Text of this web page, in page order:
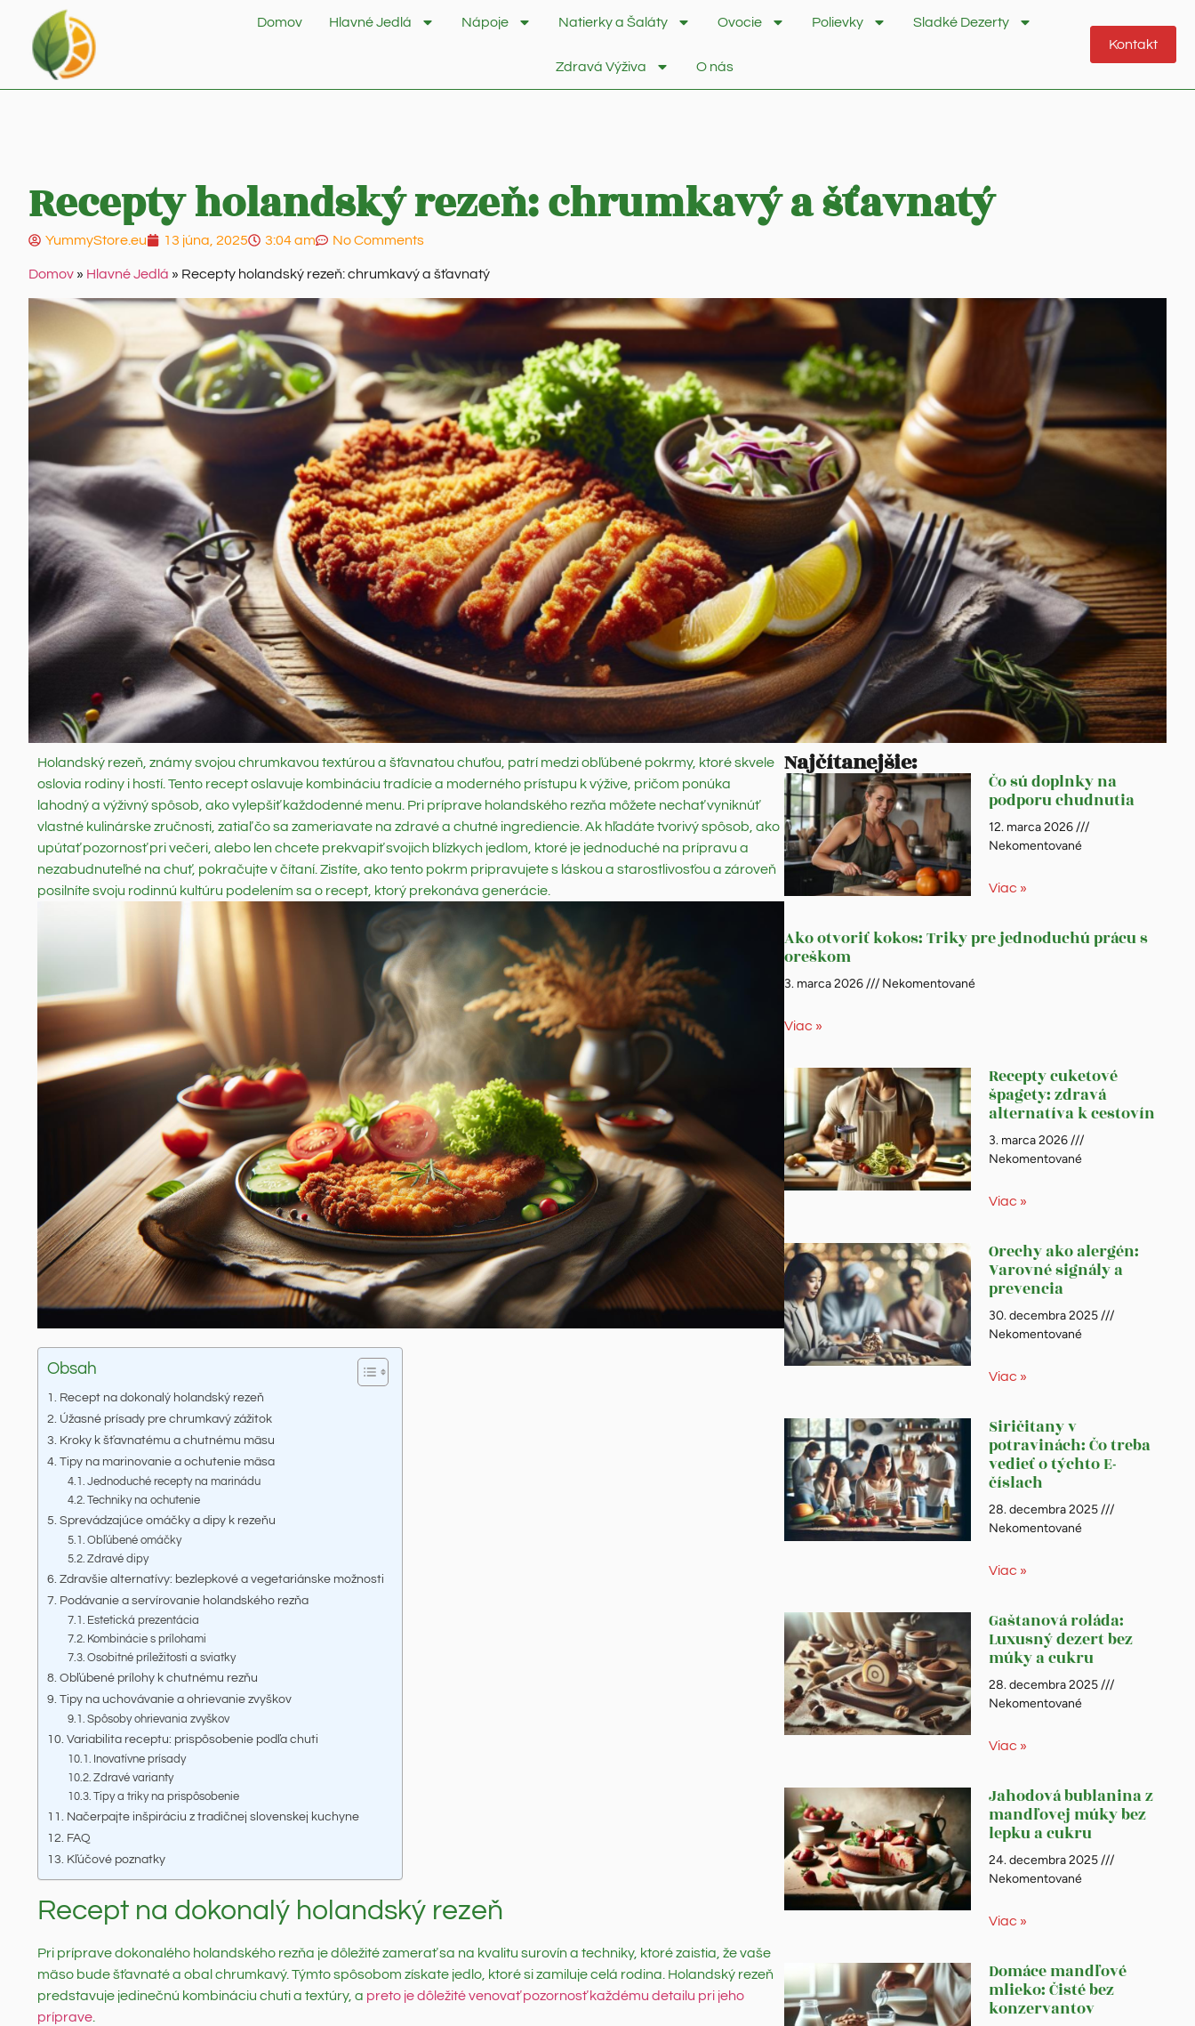
Domov Hlavné Jedlá Nápoje Natierky a Šaláty Ovocie Polievky Sladké Dezerty
Zdravá Výživa O nás
Kontakt
Recepty holandský rezeň: chrumkavý a šťavnatý
YummyStore.eu 13 júna, 2025 3:04 am No Comments
Domov » Hlavné Jedlá » Recepty holandský rezeň: chrumkavý a šťavnatý
Holandský rezeň, známy svojou chrumkavou textúrou a šťavnatou chuťou, patrí medzi obľúbené pokrmy, ktoré skvele
oslovia rodiny i hostí. Tento recept oslavuje kombináciu tradície a moderného prístupu k výžive, pričom ponúka
lahodný a výživný spôsob, ako vylepšiť každodenné menu. Pri príprave holandského rezňa môžete nechať vyniknúť
vlastné kulinárske zručnosti, zatiaľ čo sa zameriavate na zdravé a chutné ingrediencie. Ak hľadáte tvorivý spôsob, ako
upútať pozornosť pri večeri, alebo len chcete prekvapiť svojich blízkych jedlom, ktoré je jednoduché na prípravu a
nezabudnuteľné na chuť, pokračujte v čítaní. Zistíte, ako tento pokrm pripravujete s láskou a starostlivosťou a zároveň
posilníte svoju rodinnú kultúru podelením sa o recept, ktorý prekonáva generácie.
Obsah
Recept na dokonalý holandský rezeň
Úžasné prísady pre chrumkavý zážitok
Kroky k šťavnatému a chutnému mäsu
Tipy na marinovanie a ochutenie mäsa
Jednoduché recepty na marinádu
Techniky na ochutenie
Sprevádzajúce omáčky a dipy k rezeňu
Obľúbené omáčky
Zdravé dipy
Zdravšie alternatívy: bezlepkové a vegetariánske možnosti
Podávanie a servírovanie holandského rezňa
Estetická prezentácia
Kombinácie s prílohami
Osobitné príležitosti a sviatky
Obľúbené prílohy k chutnému rezňu
Tipy na uchovávanie a ohrievanie zvyškov
Spôsoby ohrievania zvyškov
Variabilita receptu: prispôsobenie podľa chuti
Inovatívne prísady
Zdravé varianty
Tipy a triky na prispôsobenie
Načerpajte inšpiráciu z tradičnej slovenskej kuchyne
FAQ
Kľúčové poznatky
Recept na dokonalý holandský rezeň
Pri príprave dokonalého holandského rezňa je dôležité zamerať sa na kvalitu surovín a techniky, ktoré zaistia, že vaše
mäso bude šťavnaté a obal chrumkavý. Týmto spôsobom získate jedlo, ktoré si zamiluje celá rodina. Holandský rezeň
predstavuje jedinečnú kombináciu chuti a textúry, a preto je dôležité venovať pozornosť každému detailu pri jeho
príprave
Najčítanejšie:
Čo sú doplnky na
podporu chudnutia
12. marca 2026
Nekomentované
Viac »
Ako otvoriť kokos: Triky pre jednoduchú prácu s
oreškom
3. marca 2026 Nekomentované
Viac »
Recepty cuketové
špagety: zdravá
alternatíva k cestovín
3. marca 2026
Nekomentované
Viac »
Orechy ako alergén:
Varovné signály a
prevencia
30. decembra 2025
Nekomentované
Viac »
Siričitany v
potravinách: Čo treba
vedieť o týchto E-
číslach
28. decembra 2025
Nekomentované
Viac »
Gaštanová roláda:
Luxusný dezert bez
múky a cukru
28. decembra 2025
Nekomentované
Viac »
Jahodová bublanina z
mandľovej múky bez
lepku a cukru
24. decembra 2025
Nekomentované
Viac »
Domáce mandľové
mlieko: Čisté bez
konzervantov